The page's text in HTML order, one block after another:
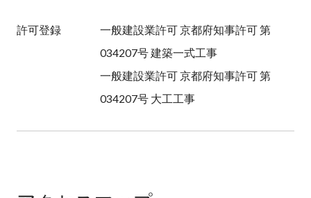
許可登録
一般建設業許可 京都府知事許可 第
034207号 建築一式工事
一般建設業許可 京都府知事許可 第
034207号 大工工事